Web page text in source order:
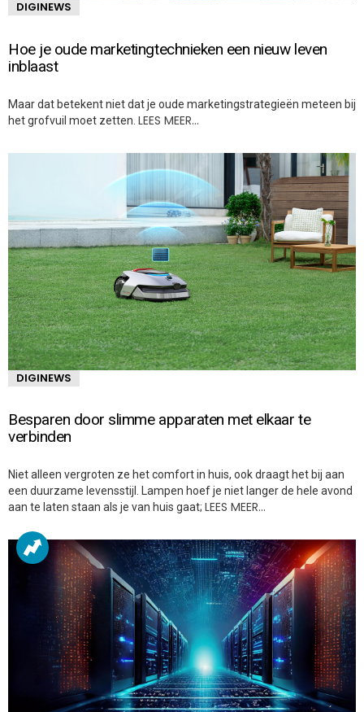
DIGINEWS
Hoe je oude marketingtechnieken een nieuw leven
inblaast
Maar dat betekent niet dat je oude marketingstrategieën meteen bij
het grofvuil moet zetten. LEES MEER…
DIGINEWS
Besparen door slimme apparaten met elkaar te
verbinden
Niet alleen vergroten ze het comfort in huis, ook draagt het bij aan
een duurzame levensstijl. Lampen hoef je niet langer de hele avond
aan te laten staan als je van huis gaat; LEES MEER…